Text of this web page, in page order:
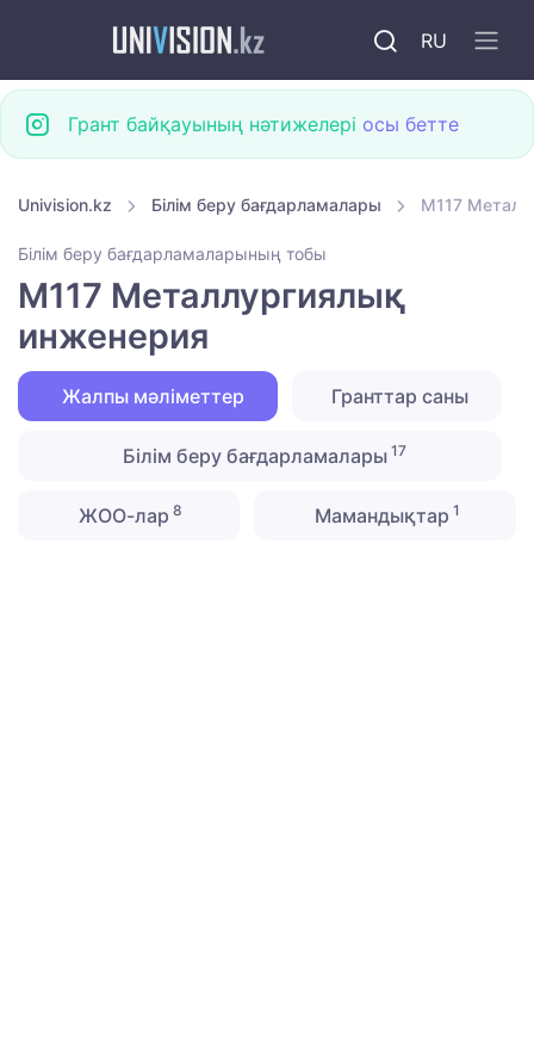
RU
Грант байқауының нәтижелері осы бетте
Univision.kz Білім беру бағдарламалары M117
Білім беру бағдарламаларының тобы
M117 Металлургиялық
инженерия
Жалпы мәліметтер Гранттар саны
Білім беру бағдарламалары 17
ЖОО-лар 8 Мамандықтар 1